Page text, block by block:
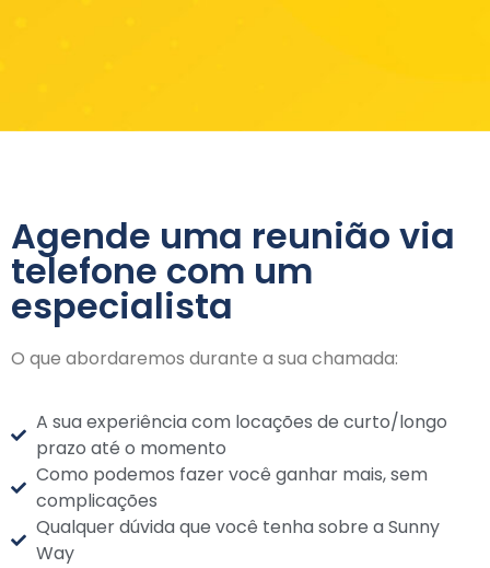
Agende uma reunião via
telefone com um
especialista
O que abordaremos durante a sua chamada:
A sua experiência com locações de curto/longo
prazo até o momento
Como podemos fazer você ganhar mais, sem
complicações
Qualquer dúvida que você tenha sobre a Sunny
Way